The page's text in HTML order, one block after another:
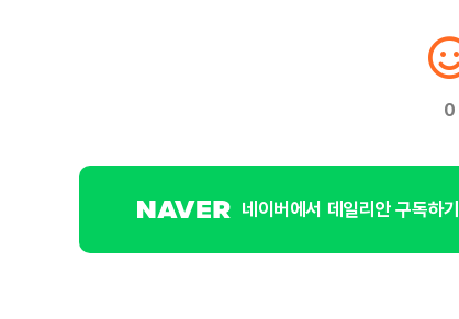
0
네이버에서 데일리안 구독하기